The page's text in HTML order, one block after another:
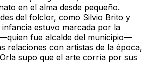
en el alma desde pequeño.
del folclor, como Silvio Brito y
infancia estuvo marcada por la
fue alcalde del municipio—
relaciones con artistas de la época,
supo que el arte corría por sus